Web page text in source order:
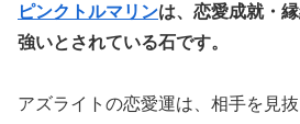
ピンクトルマリンは、恋愛成就・
強いとされている石です。
アズライトの恋愛運は、相手を見